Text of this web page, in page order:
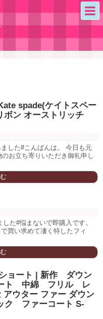
spade(ケイトスペー
ボン オーストリッチ
した#こんばんは。 今日も元
お立ち寄りいただき御礼申し
た#悩まないで即購入です。
買い求めて凄く特したフィ
ョート | 新作 ダウン
ート 中綿 フリル レ
ウター ファー ダウン
ク ファーコート S-